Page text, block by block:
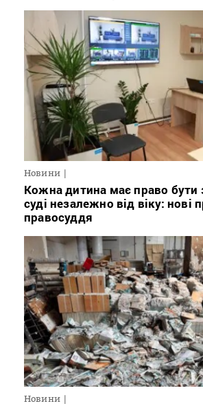
Новини
Кожна дитина має право бути
суді незалежно від віку: нові
правосуддя
Новини